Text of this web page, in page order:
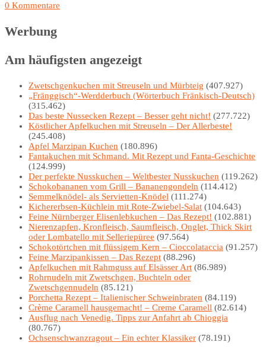
0 Kommentare
Werbung
Am häufigsten angezeigt
Zwetschgenkuchen mit Streuseln und Mürbteig (407.927)
„Fränggisch“-Werdderbuch (Wörterbuch Fränkisch-Deutsch)
(315.462)
Das beste Nussecken Rezept – Besser geht nicht! (277.722)
Köstlicher Apfelkuchen mit Streuseln – Der Allerbeste!
(245.408)
Apfel Marzipan Kuchen (180.896)
Fantakuchen mit Schmand. Mit Rezept und Fanta-Geschichte
(124.999)
Der perfekte Nusskuchen – Weltbester Nusskuchen (119.262)
Schokobananen vom Grill – Bananengondeln (114.412)
Semmelknödel- als Servietten-Knödel (111.274)
Kichererbsen-Küchlein mit Rote-Zwiebel-Salat (104.643)
Feine Nürnberger Elisenlebkuchen – Das Rezept! (102.881)
Nierenzapfen, Kronfleisch, Saumfleisch, Onglet, Thick Skirt
oder Lombatello mit Selleriepüree (97.564)
Schokotörtchen mit flüssigem Kern – Cioccolataccia (91.257)
Feine Marzipankissen – Das Rezept (88.296)
Apfelkuchen mit Rahmguss auf Elsässer Art (86.989)
Rohrnudeln mit Zwetschgen, Buchteln oder
Zwetschgennudeln (85.121)
Porchetta Rezept – Italienischer Schweinbraten (84.119)
Crème Caramell hausgemacht! – Creme Caramell (82.614)
Ausflug nach Venedig. Tipps zur Anfahrt ab Chioggia
(80.767)
Ochsenschwanzragout – Ein echter Klassiker (78.191)